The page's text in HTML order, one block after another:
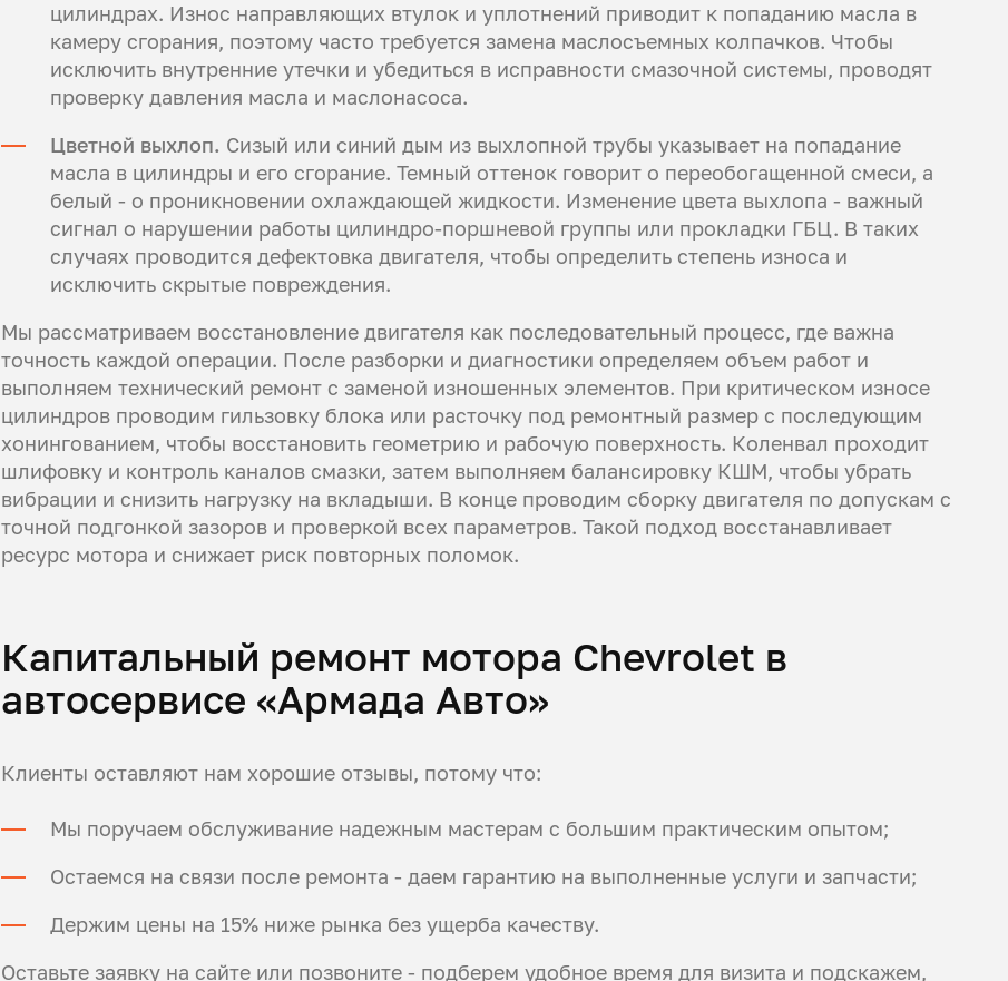
цилиндрах. Износ направляющих втулок и уплотнений приводит к попаданию масла в
камеру сгорания, поэтому часто требуется замена маслосъемных колпачков. Чтобы
исключить внутренние утечки и убедиться в исправности смазочной системы, проводят
проверку давления масла и маслонасоса.
Цветной выхлоп. Сизый или синий дым из выхлопной трубы указывает на попадание
масла в цилиндры и его сгорание. Темный оттенок говорит о переобогащенной смеси, а
белый - о проникновении охлаждающей жидкости. Изменение цвета выхлопа - важный
сигнал о нарушении работы цилиндро-поршневой группы или прокладки ГБЦ. В таких
случаях проводится дефектовка двигателя, чтобы определить степень износа и
исключить скрытые повреждения.
Мы рассматриваем восстановление двигателя как последовательный процесс, где важна
точность каждой операции. После разборки и диагностики определяем объем работ и
выполняем технический ремонт с заменой изношенных элементов. При критическом износе
цилиндров проводим гильзовку блока или расточку под ремонтный размер с последующим
хонингованием, чтобы восстановить геометрию и рабочую поверхность. Коленвал проходит
шлифовку и контроль каналов смазки, затем выполняем балансировку КШМ, чтобы убрать
вибрации и снизить нагрузку на вкладыши. В конце проводим сборку двигателя по допускам с
точной подгонкой зазоров и проверкой всех параметров. Такой подход восстанавливает
ресурс мотора и снижает риск повторных поломок.
Капитальный ремонт мотора Chevrolet в
автосервисе «Армада Авто»
Клиенты оставляют нам хорошие отзывы, потому что:
Мы поручаем обслуживание надежным мастерам с большим практическим опытом;
Остаемся на связи после ремонта - даем гарантию на выполненные услуги и запчасти;
Держим цены на 15% ниже рынка без ущерба качеству.
Оставьте заявку на сайте или позвоните - подберем удобное время для визита и подскажем,